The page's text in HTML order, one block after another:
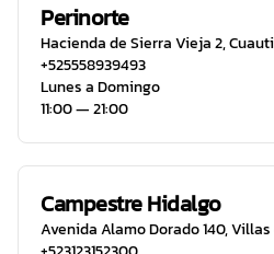
Perinorte
Hacienda de Sierra Vieja 2,
+525558939493
Lunes a Domingo
11:00 ― 21:00
Campestre Hidalgo
Avenida Alamo Dorado 140,Villas